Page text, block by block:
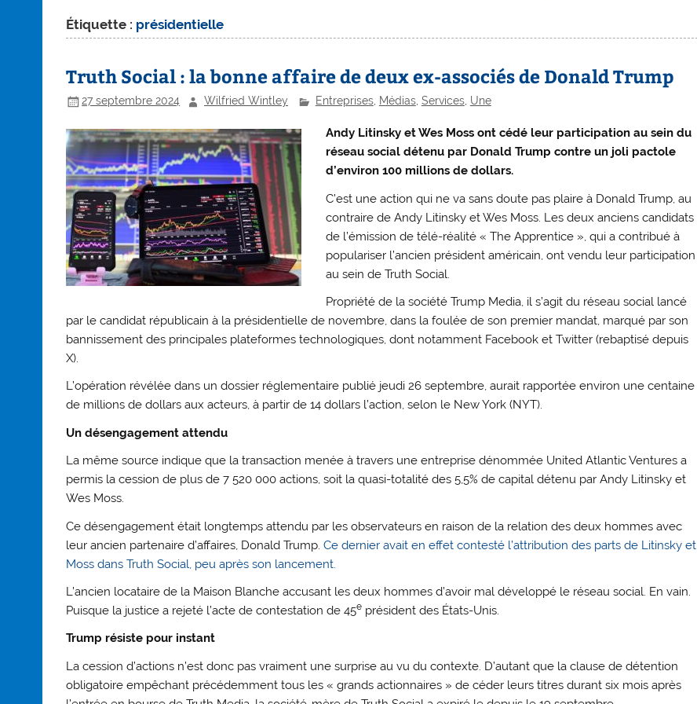
Étiquette : présidentielle
Truth Social : la bonne affaire de deux ex-associés de Donald Trump
27 septembre 2024 Wilfried Wintley Entreprises, Médias, Services, Une
Andy Litinsky et Wes Moss ont cédé leur participation au sein du
réseau social détenu par Donald Trump contre un joli pactole
d’environ 100 millions de dollars.
C’est une action qui ne va sans doute pas plaire à Donald Trump, au
contraire de Andy Litinsky et Wes Moss. Les deux anciens candidats
de l’émission de télé-réalité « The Apprentice », qui a contribué à
populariser l’ancien président américain, ont vendu leur participation
au sein de Truth Social.
Propriété de la société Trump Media, il s’agit du réseau social lancé
par le candidat républicain à la présidentielle de novembre, dans la foulée de son premier mandat, marqué par son
bannissement des principales plateformes technologiques, dont notamment Facebook et Twitter (rebaptisé depuis
X).
L’opération révélée dans un dossier réglementaire publié jeudi 26 septembre, aurait rapportée environ une centaine
de millions de dollars aux acteurs, à partir de 14 dollars l’action, selon le New York (NYT).
Un désengagement attendu
La même source indique que la transaction menée à travers une entreprise dénommée United Atlantic Ventures a
permis la cession de plus de 7 520 000 actions, soit la quasi-totalité des 5,5% de capital détenu par Andy Litinsky et
Wes Moss.
Ce désengagement était longtemps attendu par les observateurs en raison de la relation des deux hommes avec
leur ancien partenaire d’affaires, Donald Trump.Ce dernier avait en effet contesté l’attribution des parts de Litinsky et
Moss dans Truth Social, peu après son lancement.
L’ancien locataire de la Maison Blanche accusant les deux hommes d’avoir mal développé le réseau social. En vain.
Puisque la justice a rejeté l’acte de contestation de 45e président des États-Unis.
Trump résiste pour instant
La cession d’actions n’est donc pas vraiment une surprise au vu du contexte. D’autant que la clause de détention
obligatoire empêchant précédemment tous les « grands actionnaires » de céder leurs titres durant six mois après